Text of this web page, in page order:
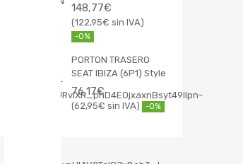
148,77€
122,95€
-0%
PORTON TRASERO
SEAT IBIZA (6P1) Style
76,17€
62,95€ -0%